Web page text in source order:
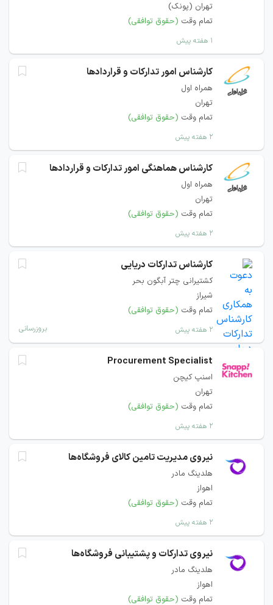
تهران (پونک)
تمام وقت (حقوق توافقی)
۱ هفته پیش
کارشناس امور تدارکات و قراردادها
همراه اول
تهران
تمام وقت (حقوق توافقی)
۲ هفته پیش
کارشناس هماهنگی امور تدارکات و قراردادها
همراه اول
تهران
تمام وقت (حقوق توافقی)
۲ هفته پیش
کارشناس تدارکات دریایی
کشتیرانی چتر آبگون بحر
شیراز
تمام وقت (حقوق توافقی)
۲ هفته پیش بروزرسانی
Procurement Specialist
اسنپ کیچن
تهران
تمام وقت (حقوق توافقی)
۲ هفته پیش
نیروی مدیریت تامین کالای فروشگاه‌ها
هلدینگ مادر
اهواز
تمام وقت (حقوق توافقی)
۲ هفته پیش
نیروی تدارکات و پشتیبانی فروشگاه‌ها
هلدینگ مادر
اهواز
تمام وقت (حقوق توافقی)